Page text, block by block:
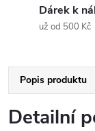
Dárek k
už od 500 Kč
Popis produktu
Detailní